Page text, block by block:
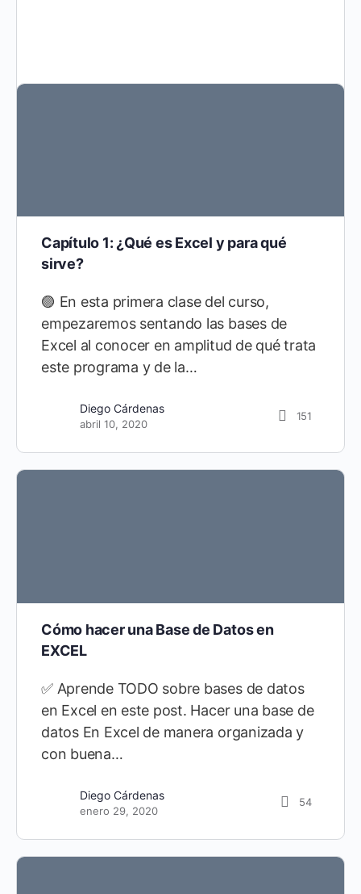
septiembre 10, 2021
Capítulo 1: ¿Qué es Excel y para qué
sirve?
🟣 En esta primera clase del curso,
empezaremos sentando las bases de
Excel al conocer en amplitud de qué trata
este programa y de la…
Diego Cárdenas
abril 10, 2020
151
Cómo hacer una Base de Datos en
EXCEL
✅ Aprende TODO sobre bases de datos
en Excel en este post. Hacer una base de
datos En Excel de manera organizada y
con buena…
Diego Cárdenas
enero 29, 2020
54